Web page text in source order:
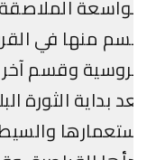
الملاصقة
منها في القرن
بداية الثورة
والسيطرة